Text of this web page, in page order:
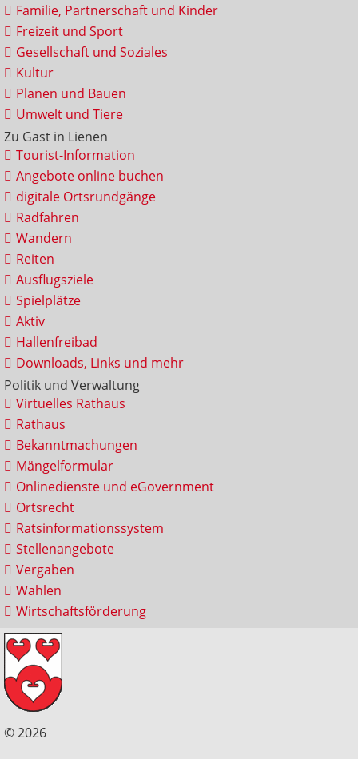
Familie, Partnerschaft und Kinder
Freizeit und Sport
Gesellschaft und Soziales
Kultur
Planen und Bauen
Umwelt und Tiere
Zu Gast in Lienen
Tourist-Information
Angebote online buchen
digitale Ortsrundgänge
Radfahren
Wandern
Reiten
Ausflugsziele
Spielplätze
Aktiv
Hallenfreibad
Downloads, Links und mehr
Politik und Verwaltung
Virtuelles Rathaus
Rathaus
Bekanntmachungen
Mängelformular
Onlinedienste und eGovernment
Ortsrecht
Ratsinformationssystem
Stellenangebote
Vergaben
Wahlen
Wirtschaftsförderung
© 2026